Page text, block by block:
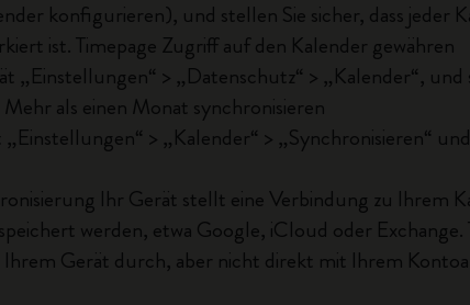
konfigurieren), und stellen Sie sicher, dass jeder
ist. Timepage Zugriff auf den Kalender gewähren
„Einstellungen“ > „Datenschutz“ > „Kalender“, und
Mehr als einen Monat synchronisieren
> „Kalender“ > „Synchronisieren“
Ihr Gerät stellt eine Verbindung zu Ihrem
werden, etwa Google, iCloud oder
Gerät durch, aber nicht direkt mit Ihrem